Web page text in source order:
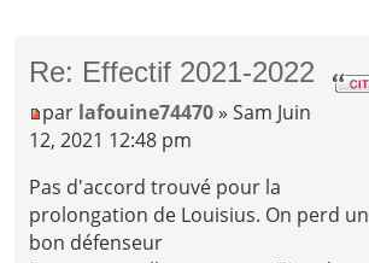
Re: Effectif 2021-2022
par lafouine74470 » Sam Juin
12, 2021 12:48 pm
Pas d'accord trouvé pour la
prolongation de Louisius. On perd un
bon défenseur